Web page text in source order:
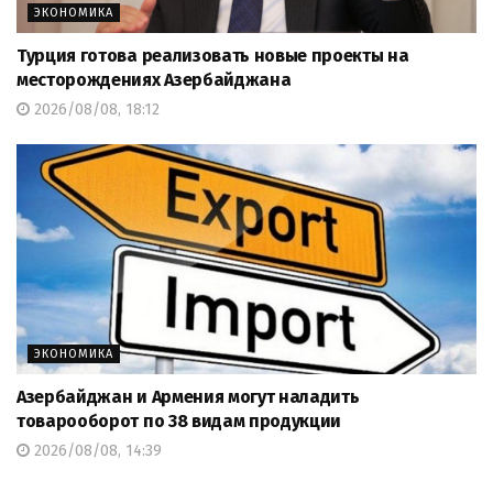
ЭКОНОМИКА
Турция готова реализовать новые проекты на
месторождениях Азербайджана
2026/08/08, 18:12
ЭКОНОМИКА
Азербайджан и Армения могут наладить
товарооборот по 38 видам продукции
2026/08/08, 14:39